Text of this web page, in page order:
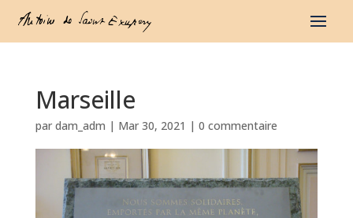
Marseille
par dam_adm | Mar 30, 2021 | 0 commentaire